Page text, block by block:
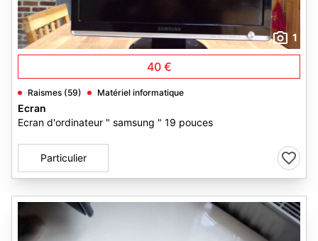
1
40 €
Raismes (59) Matériel informatique
Ecran
Ecran d'ordinateur " samsung " 19 pouces
Particulier